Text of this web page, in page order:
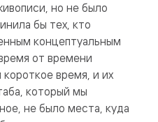
но не было
бы тех, кто
концептуальным
от времени
время, и их
который мы
не было места, куда